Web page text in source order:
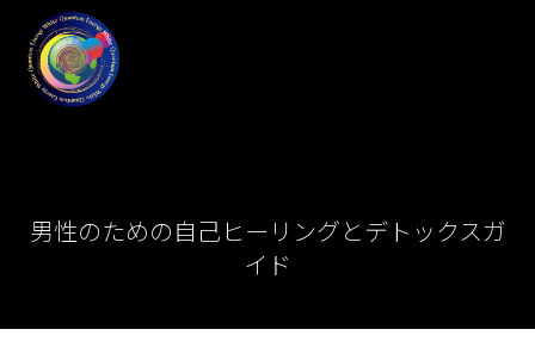
男性のための自己ヒーリングとデトックスガ
イド